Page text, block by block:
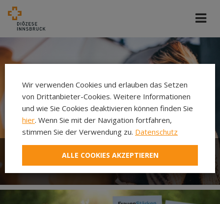
Frauenreferat
Wir verwenden Cookies und erlauben das Setzen
von Drittanbieter-Cookies. Weitere Informationen
und wie Sie Cookies deaktivieren können finden Sie
hier. Wenn Sie mit der Navigation fortfahren,
stimmen Sie der Verwendung zu. Datenschutz
ALLE COOKIES AKZEPTIEREN